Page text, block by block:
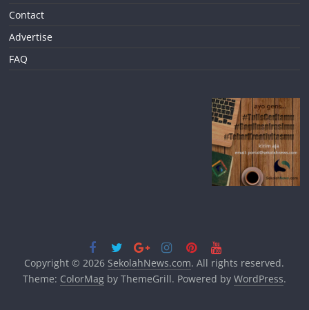
Contact
Advertise
FAQ
Copyright © 2026 SekolahNews.com. All rights reserved.
Theme: ColorMagby ThemeGrill. Powered by WordPress.